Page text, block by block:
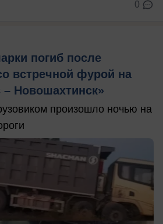
0
погиб после
встречной фурой на
– Новошахтинск»
произошло ночью на